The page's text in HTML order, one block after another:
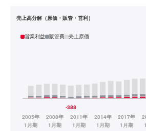
売上高分解（原価・販管・営利）
営業利益 販管費 売上原価